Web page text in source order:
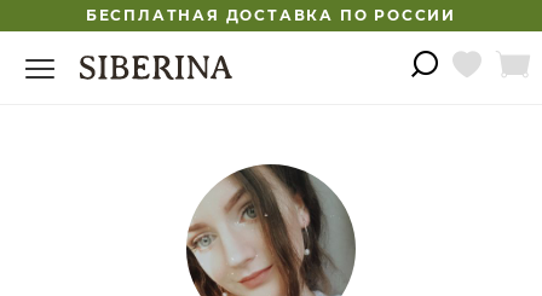
БЕСПЛАТНАЯ ДОСТАВКА ПО РОССИИ